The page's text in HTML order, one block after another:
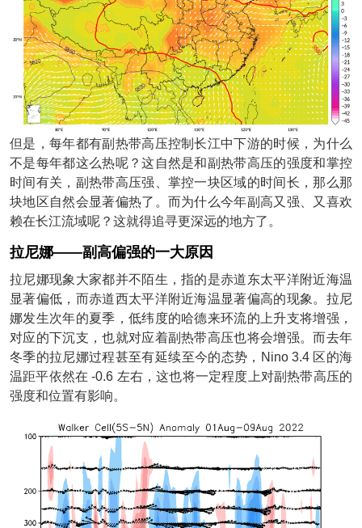
但是，每年都有副热带高压控制长江中下游的时候，为什么
不是每年都这么热呢？这自然是和副热带高压的强度和掌控
时间有关，副热带高压强、掌控一块区域的时间长，那么那
块地区自然会显著偏热了。而为什么今年副高又强、又喜欢
赖在长江流域呢？这就得追寻更深远的地方了。
拉尼娜——副高偏强的一大原因
拉尼娜现象大家都并不陌生，指的是赤道东太平洋附近海温
显著偏低，而赤道西太平洋附近海温显著偏高的现象。拉尼
娜发生次年的夏季，低纬度的哈德来环流的上升支将增强，
对应的下沉支，也就对应着副热带高压也将会增强。而去年
冬季的拉尼娜过程甚至有延续至今的态势，Nino 3.4 区的海
温距平依然在 -0.6 左右，这也将一定程度上对副热带高压的
强度和位置有影响。